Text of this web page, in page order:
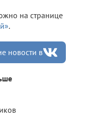
на странице
.
новости в